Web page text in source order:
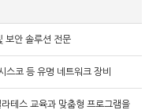
보안 솔루션 전문
코 등 유명 네트워크 장비
테스 교육과 맞춤형 프로그램을